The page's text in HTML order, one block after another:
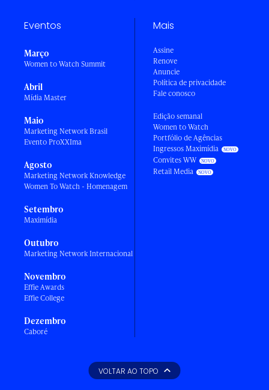
Eventos
Março
Women to Watch Summit
Abril
Mídia Master
Maio
Marketing Network Brasil
Evento ProXXIma
Agosto
Marketing Network Knowledge
Women To Watch - Homenagem
Setembro
Maximídia
Outubro
Marketing Network Internacional
Novembro
Effie Awards
Effie College
Dezembro
Caboré
Mais
Assine
Renove
Anuncie
Política de privacidade
Fale conosco
Edição semanal
Women to Watch
Portfólio de Agências
Ingressos Maximídia
Convites WW
Retail Media
VOLTAR AO TOPO